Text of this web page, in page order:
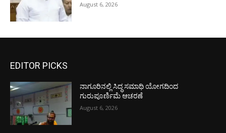
August 6, 2026
EDITOR PICKS
ನಾಗೂರಿನಲ್ಲಿ ಸಿದ್ಧ ಸಮಾಧಿ ಯೋಗದಿಂದ
ಗುರುಪೂರ್ಣಿಮೆ ಆಚರಣೆ
August 6, 2026